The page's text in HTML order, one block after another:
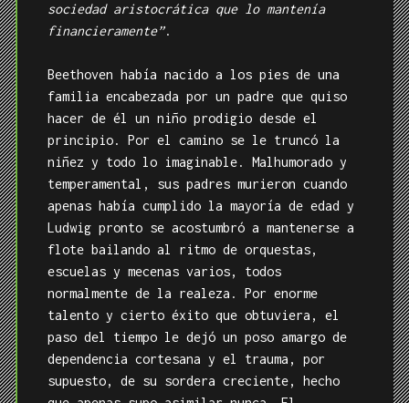
sociedad aristocrática que lo mantenía
financieramente”.
Beethoven había nacido a los pies de una
familia encabezada por un padre que quiso
hacer de él un niño prodigio desde el
principio. Por el camino se le truncó la
niñez y todo lo imaginable. Malhumorado y
temperamental, sus padres murieron cuando
apenas había cumplido la mayoría de edad y
Ludwig pronto se acostumbró a mantenerse a
flote bailando al ritmo de orquestas,
escuelas y mecenas varios, todos
normalmente de la realeza. Por enorme
talento y cierto éxito que obtuviera, el
paso del tiempo le dejó un poso amargo de
dependencia cortesana y el trauma, por
supuesto, de su sordera creciente, hecho